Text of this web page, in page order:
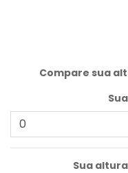
Compare sua
Sua